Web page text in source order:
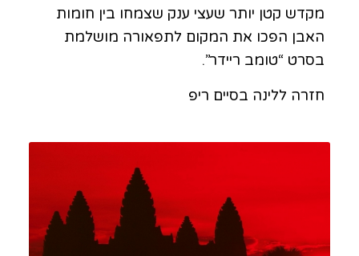
מקדש קטן יותר שעצי ענק שצמחו בין חומות
האבן הפכו את המקום לתפאורה מושלמת
בסרט “טומב ריידר”.
חזרה ללינה בסיים ריפ